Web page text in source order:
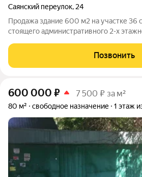
Саянский переулок, 24
Продажа здание 600 м2 на участке 36
стоящего административного 2-х
35,88 сот г. Самара, Промышленный р-н
Характеристики: - Здание и
Позвонить
600 000 ₽ 7 500 ₽ за м²
80 м² свободное назначение 1 этаж